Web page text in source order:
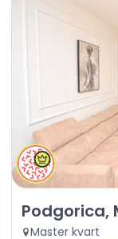
Аренда -
Podgorica,
Master kvart